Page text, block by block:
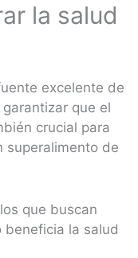
la salud
excelente de
que el
crucial para
superalimento de
que buscan
la salud